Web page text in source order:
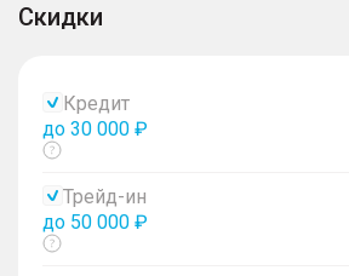
Скидки
Кредит
до 30 000 ₽
Показать
Трейд-ин
до 50 000 ₽
Показать